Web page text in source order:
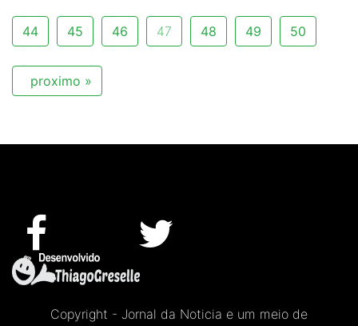
44 45 46 47 48 49 50
proximo »
Copyright - Jornal da Noticia e um meio de